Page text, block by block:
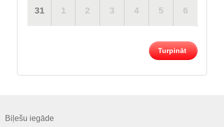
31 1 2 3 4 5 6
Turpināt
Biļešu iegāde